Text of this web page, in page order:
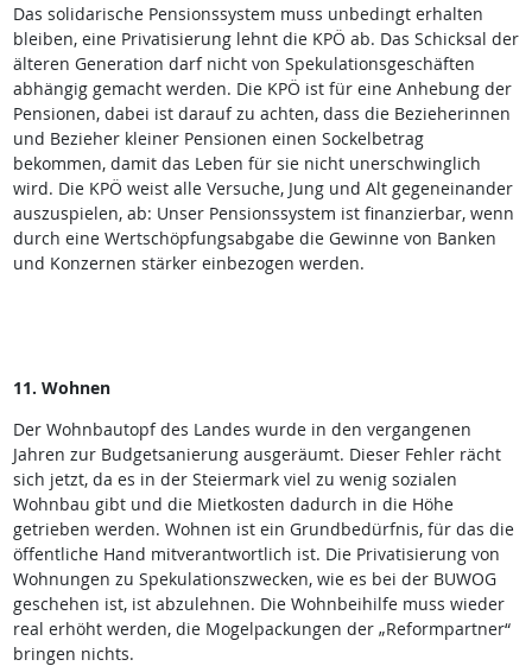
Das solidarische Pensionssystem muss unbedingt erhalten
bleiben, eine Privatisierung lehnt die KPÖ ab. Das Schicksal der
älteren Generation darf nicht von Spekulationsgeschäften
abhängig gemacht werden. Die KPÖ ist für eine Anhebung der
Pensionen, dabei ist darauf zu achten, dass die Bezieherinnen
und Bezieher kleiner Pensionen einen Sockelbetrag
bekommen, damit das Leben für sie nicht unerschwinglich
wird. Die KPÖ weist alle Versuche, Jung und Alt gegeneinander
auszuspielen, ab: Unser Pensionssystem ist finanzierbar, wenn
durch eine Wertschöpfungsabgabe die Gewinne von Banken
und Konzernen stärker einbezogen werden.
11. Wohnen
Der Wohnbautopf des Landes wurde in den vergangenen
Jahren zur Budgetsanierung ausgeräumt. Dieser Fehler rächt
sich jetzt, da es in der Steiermark viel zu wenig sozialen
Wohnbau gibt und die Mietkosten dadurch in die Höhe
getrieben werden. Wohnen ist ein Grundbedürfnis, für das die
öffentliche Hand mitverantwortlich ist. Die Privatisierung von
Wohnungen zu Spekulationszwecken, wie es bei der BUWOG
geschehen ist, ist abzulehnen. Die Wohnbeihilfe muss wieder
real erhöht werden, die Mogelpackungen der „Reformpartner“
bringen nichts.